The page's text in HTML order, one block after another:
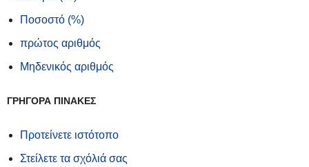
Ποσοστό (%)
πρώτος αριθμός
Μηδενικός αριθμός
ΓΡΗΓΟΡΑ ΠΙΝΑΚΕΣ
Προτείνετε ιστότοπο
Στείλετε τα σχόλιά σας